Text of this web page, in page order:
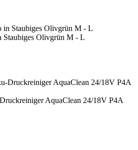
Staubiges Olivgrün M - L
AquaClean 24/18V P4A